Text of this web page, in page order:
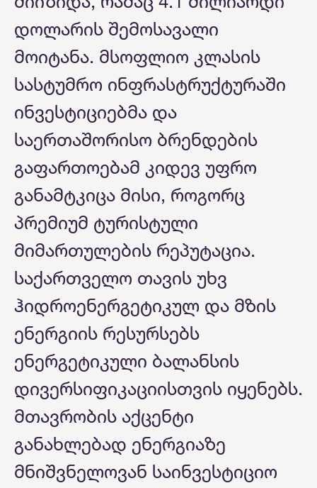
დოლარის შემოსავალი
მოიტანა. მსოფლიო კლასის
სასტუმრო ინფრასტრუქტურაში
ინვესტიციებმა და
საერთაშორისო ბრენდების
გაფართოებამ კიდევ უფრო
განამტკიცა მისი, როგორც
პრემიუმ ტურისტული
მიმართულების რეპუტაცია.
საქართველო თავის უხვ
ჰიდროენერგეტიკულ და მზის
ენერგიის რესურსებს
ენერგეტიკული ბალანსის
დივერსიფიკაციისთვის იყენებს.
მთავრობის აქცენტი
განახლებად ენერგიაზე
მნიშვნელოვან საინვესტიციო